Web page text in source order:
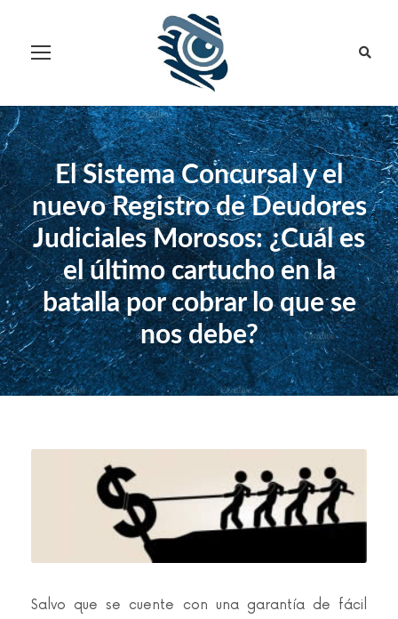
El Sistema Concursal y el
nuevo Registro de Deudores
Judiciales Morosos: ¿Cuál es
el último cartucho en la
batalla por cobrar lo que se
nos debe?
Salvo que se cuente con una garantía de fácil